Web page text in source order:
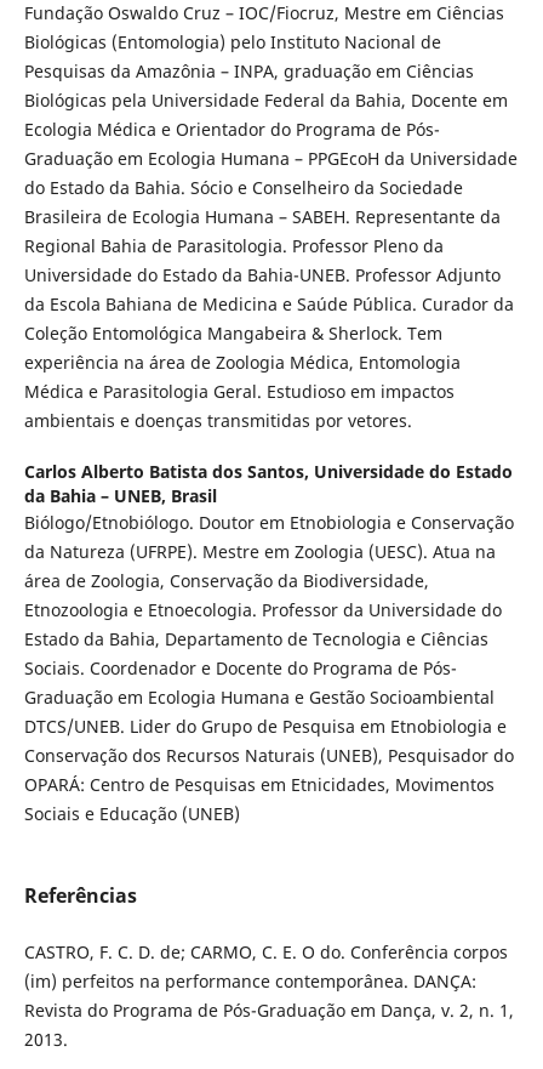
Fundação Oswaldo Cruz – IOC/Fiocruz, Mestre em Ciências
Biológicas (Entomologia) pelo Instituto Nacional de
Pesquisas da Amazônia – INPA, graduação em Ciências
Biológicas pela Universidade Federal da Bahia, Docente em
Ecologia Médica e Orientador do Programa de Pós-
Graduação em Ecologia Humana – PPGEcoH da Universidade
do Estado da Bahia. Sócio e Conselheiro da Sociedade
Brasileira de Ecologia Humana – SABEH. Representante da
Regional Bahia de Parasitologia. Professor Pleno da
Universidade do Estado da Bahia-UNEB. Professor Adjunto
da Escola Bahiana de Medicina e Saúde Pública. Curador da
Coleção Entomológica Mangabeira & Sherlock. Tem
experiência na área de Zoologia Médica, Entomologia
Médica e Parasitologia Geral. Estudioso em impactos
ambientais e doenças transmitidas por vetores.
Carlos Alberto Batista dos Santos, Universidade do Estado
da Bahia – UNEB, Brasil
Biólogo/Etnobiólogo. Doutor em Etnobiologia e Conservação
da Natureza (UFRPE). Mestre em Zoologia (UESC). Atua na
área de Zoologia, Conservação da Biodiversidade,
Etnozoologia e Etnoecologia. Professor da Universidade do
Estado da Bahia, Departamento de Tecnologia e Ciências
Sociais. Coordenador e Docente do Programa de Pós-
Graduação em Ecologia Humana e Gestão Socioambiental
DTCS/UNEB. Lider do Grupo de Pesquisa em Etnobiologia e
Conservação dos Recursos Naturais (UNEB), Pesquisador do
OPARÁ: Centro de Pesquisas em Etnicidades, Movimentos
Sociais e Educação (UNEB)
Referências
CASTRO, F. C. D. de; CARMO, C. E. O do. Conferência corpos
(im) perfeitos na performance contemporânea. DANÇA:
Revista do Programa de Pós-Graduação em Dança, v. 2, n. 1,
2013.